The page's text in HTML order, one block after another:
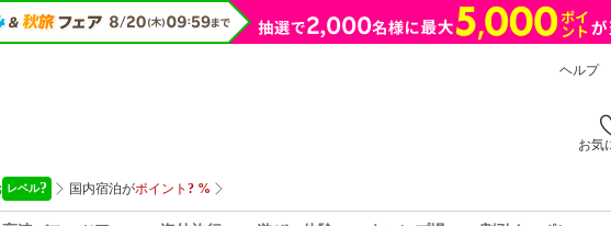
ヘルプ
お気